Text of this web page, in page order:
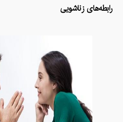
رابطه‌های زناشویی